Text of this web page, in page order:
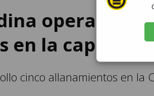
operativo
en la capital
cinco allanamientos en la